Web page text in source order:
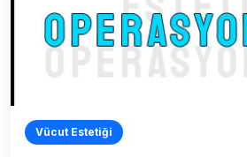
Vücut Estetiği